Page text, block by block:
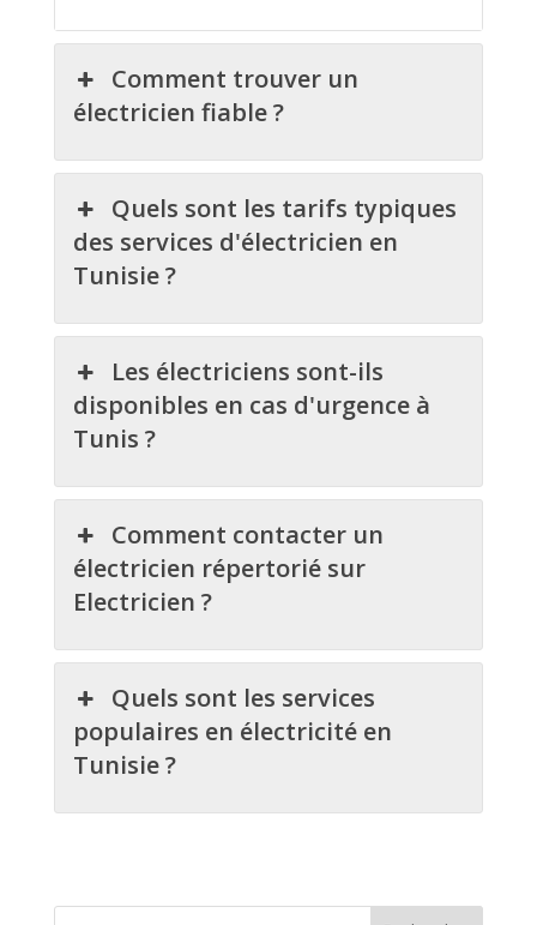
Comment trouver un
électricien fiable ?
Quels sont les tarifs typiques
des services d'électricien en
Tunisie ?
Les électriciens sont-ils
disponibles en cas d'urgence à
Tunis ?
Comment contacter un
électricien répertorié sur
Electricien ?
Quels sont les services
populaires en électricité en
Tunisie ?